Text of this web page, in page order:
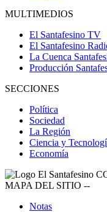
MULTIMEDIOS
El Santafesino TV
El Santafesino
La Cuenca
Producción
SECCIONES
Política
Sociedad
La Región
Ciencia y
Economía
MAPA DEL SITIO --
Notas